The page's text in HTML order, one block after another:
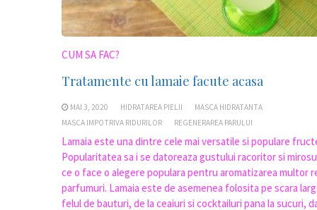
CUM SA FAC?
Tratamente cu lamaie facute acasa
MAI 3, 2020 HIDRATAREA PIELII
MASCA HIDRATANTA
MASCA IMPOTRIVA RIDURILOR
REGENERAREA PARULUI
Lamaia este una dintre cele mai versatile si populare
Popularitatea sa i se datoreaza gustului racoritor si
ce o face o alegere populara pentru aromatizarea multor
parfumuri. Lamaia este de asemenea folosita pe scara
felul de bauturi, de la ceaiuri si cocktailuri pana la sucuri,